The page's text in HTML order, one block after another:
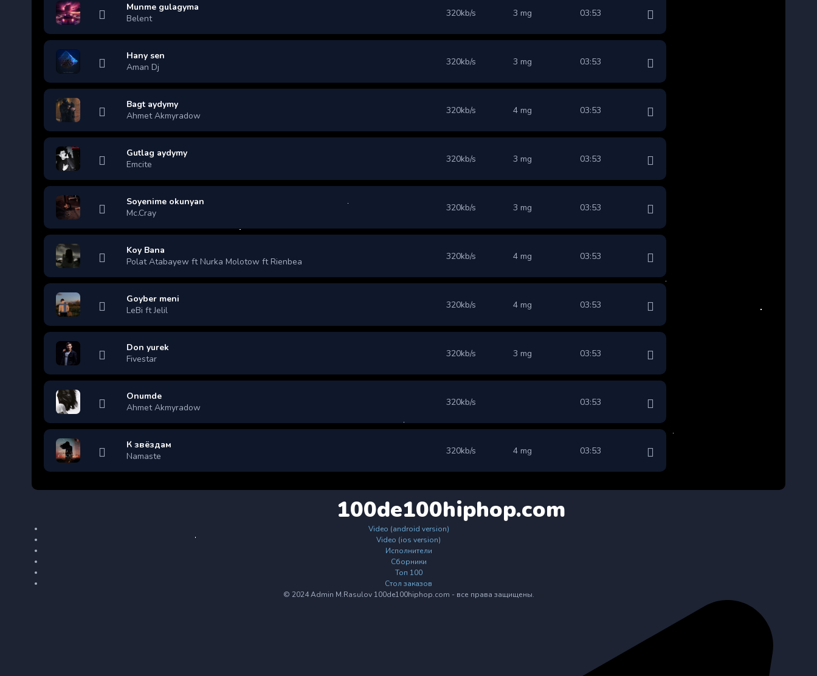
Munme gulagyma
Belent
320kb/s 3 mg 03:53
Hany sen
Aman Dj
320kb/s 3 mg 03:53
Bagt aydymy
Ahmet Akmyradow
320kb/s 4 mg 03:53
Gutlag aydymy
Emcite
320kb/s 3 mg 03:53
Soyenime okunyan
Mc.Cray
320kb/s 3 mg 03:53
Koy Bana
Polat Atabayew ft Nurka Molotow ft Rienbea
320kb/s 4 mg 03:53
Goyber meni
LeBi ft Jelil
320kb/s 4 mg 03:53
Don yurek
Fivestar
320kb/s 3 mg 03:53
Onumde
Ahmet Akmyradow
320kb/s 03:53
К звёздам
Namaste
320kb/s 4 mg 03:53
100de100hiphop.com
Video (android version)
Video (ios version)
Исполнители
Сборники
Топ 100
Стол заказов
© 2024 Admin M.Rasulov 100de100hiphop.com - все права защищены.